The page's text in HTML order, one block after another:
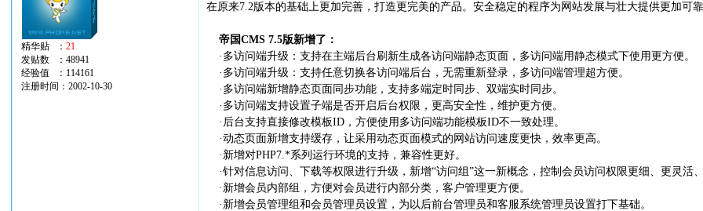
精华贴 ： 21
发贴数 ：48941
经验值 ：114161
注册时间：2002-10-30
在原来7.2版本的基础上更加完善，打造更完美的产品。安全稳定的程序为网站发展与壮大提供更加可靠
帝国CMS 7.5版新增了：
·多访问端升级：支持在主端后台刷新生成各访问端静态页面，多访问端用静态模式下使用更方便。
·多访问端升级：支持任意切换各访问端后台，无需重新登录，多访问端管理超方便。
·多访问端新增静态页面同步功能，支持多端定时同步、双端实时同步。
·多访问端支持设置子端是否开启后台权限，更高安全性，维护更方便。
·后台支持直接修改模板ID，方便使用多访问端功能模板ID不一致处理。
·动态页面新增支持缓存，让采用动态页面模式的网站访问速度更快，效率更高。
·新增对PHP7.*系列运行环境的支持，兼容性更好。
·针对信息访问、下载等权限进行升级，新增“访问组”这一新概念，控制会员访问权限更细、更灵活、
·新增会员内部组，方便对会员进行内部分类，客户管理更方便。
·新增会员管理组和会员管理员设置，为以后前台管理员和客服系统管理员设置打下基础。